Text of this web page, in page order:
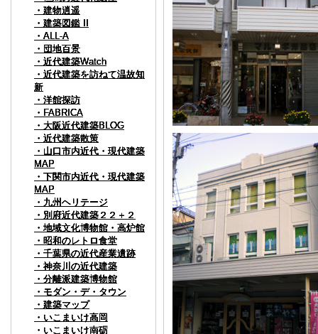
・建物逍遥
・建築図鑑 II
・ALL-A
・団地百景
・近代建築Watch
・近代建築を訪ねて温故知
新
・洋館探訪
・FABRICA
・大阪近代建築BLOG
・近代建築散策
・山口市内近代・現代建築
MAP
・下関市内近代・現代建築
MAP
・九州ヘリテージ
・別府近代建築２２＋２
・地域文化博物館・高炉館
・昭和のレトロ食堂
・千葉県の近代産業遺跡
・神奈川の近代建築
・分離派建築博物館
・モダン・デ・タウン
・建築マップ
・いこまいけ高岡
・いこまいけ南砺
・建物逍遥
・建築図鑑 II
・ALL-A
・団地百景
・近代建築Watch
・近代建築を訪ねて温故知
新
・洋館探訪
・FABRICA
・大阪近代建築BLOG
・近代建築散策
・山口市内近代・現代建築
MAP
・下関市内近代・現代建築
MAP
・九州ヘリテージ
・別府近代建築２２＋２
・地域文化博物館・高炉館
・昭和のレトロ食堂
・千葉県の近代産業遺跡
・神奈川の近代建築
・分離派建築博物館
・モダン・デ・タウン
・建築マップ
・いこまいけ高岡
・いこまいけ南砺
・建物逍遥
・建築図鑑 II
・ALL-A
・団地百景
・近代建築Watch
・近代建築を訪ねて温故知
新
・洋館探訪
・FABRICA
・大阪近代建築BLOG
・近代建築散策
・山口市内近代・現代建築
MAP
・下関市内近代・現代建築
MAP
・九州ヘリテージ
・別府近代建築２２＋２
・地域文化博物館・高炉館
・昭和のレトロ食堂
・千葉県の近代産業遺跡
・神奈川の近代建築
・分離派建築博物館
・モダン・デ・タウン
・建築マップ
・いこまいけ高岡
・いこまいけ南砺
・建物逍遥
・建築図鑑 II
・ALL-A
・団地百景
・近代建築Watch
・近代建築を訪ねて温故知
新
・洋館探訪
・FABRICA
・大阪近代建築BLOG
・近代建築散策
・山口市内近代・現代建築
MAP
・下関市内近代・現代建築
MAP
・九州ヘリテージ
・別府近代建築２２＋２
・地域文化博物館・高炉館
・昭和のレトロ食堂
・千葉県の近代産業遺跡
・神奈川の近代建築
・分離派建築博物館
・モダン・デ・タウン
・建築マップ
・いこまいけ高岡
・いこまいけ南砺